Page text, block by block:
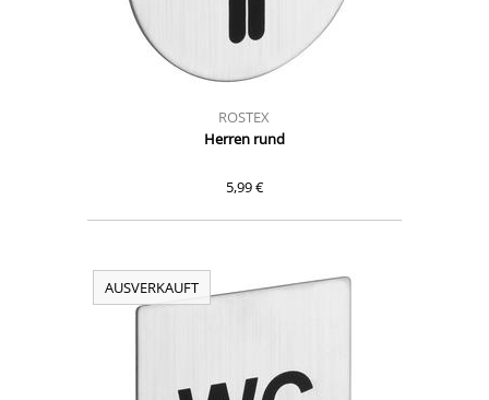
ROSTEX
Herren rund
5,99 €
AUSVERKAUFT